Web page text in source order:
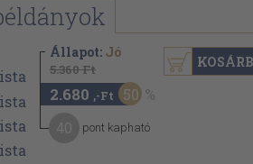
Állapot: Jó
5.360 Ft
2.680 ,-Ft 50
pont kapható